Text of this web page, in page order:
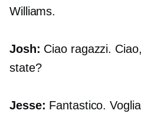
Williams.
Josh: Ciao ragazzi.
state?
Jesse: Fantastico.